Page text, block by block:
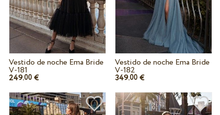
Vestido de noche Ema Bride
V-181
249.00€
Vestido de noche Ema Bride
V-182
349.00 €